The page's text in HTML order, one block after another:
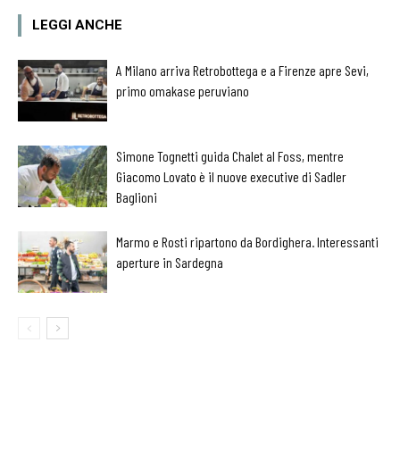
LEGGI ANCHE
A Milano arriva Retrobottega e a Firenze apre Sevi,
primo omakase peruviano
Simone Tognetti guida Chalet al Foss, mentre
Giacomo Lovato è il nuove executive di Sadler
Baglioni
Marmo e Rosti ripartono da Bordighera. Interessanti
aperture in Sardegna